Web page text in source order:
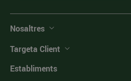
Nosaltres
Targeta Client
Establiments